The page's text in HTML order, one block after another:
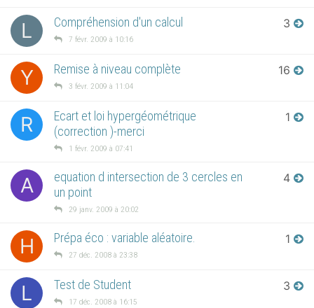
L Compréhension d'un calcul
7 févr. 2009 à 10:16
3
Y Remise à niveau complète
3 févr. 2009 à 11:04
16
R
Ecart et loi hypergéométrique
(correction )-merci
1 févr. 2009 à 07:41
1
A
equation d intersection de 3 cercles en
un point
29 janv. 2009 à 20:02
4
H Prépa éco : variable aléatoire.
27 déc. 2008 à 23:38
1
L Test de Student
17 déc. 2008 à 16:15
3